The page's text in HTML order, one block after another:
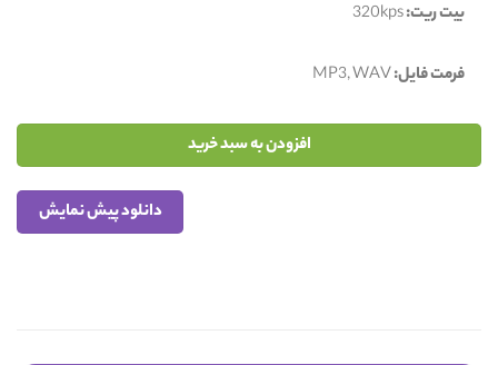
بیت ریت:320kps
فرمت فایل:MP3, WAV
افزودن به سبد خرید
دانلود پیش نمایش